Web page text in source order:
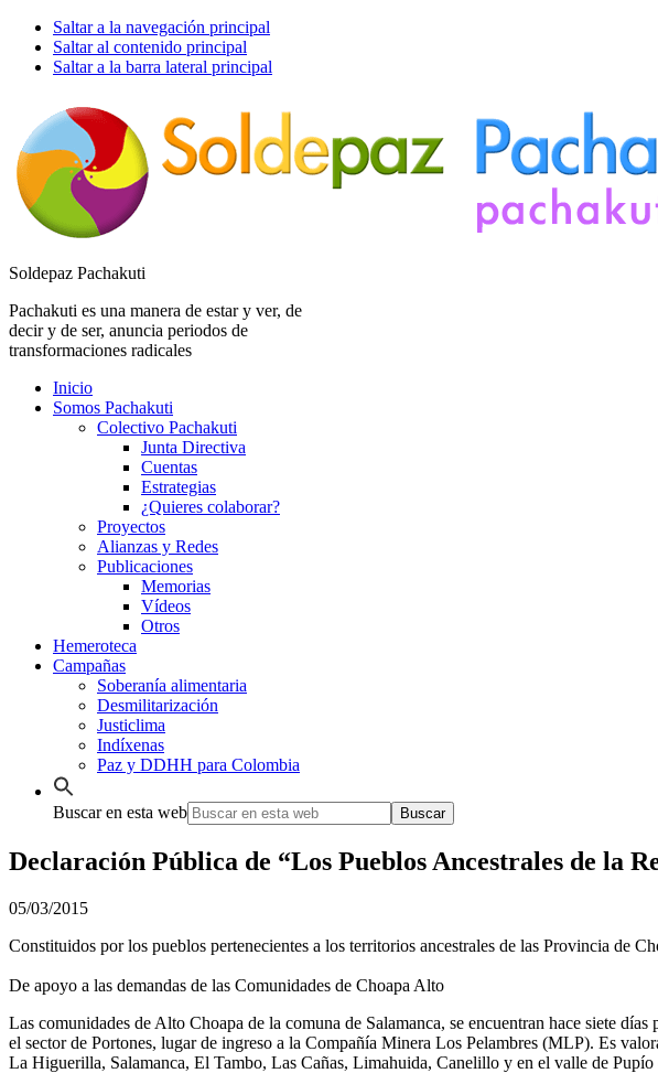
Saltar a la navegación principal
Saltar al contenido principal
Saltar a la barra lateral principal
Soldepaz Pachakuti
Pachakuti es una manera de estar y ver, de
decir y de ser, anuncia periodos de
transformaciones radicales
Inicio
Somos Pachakuti
Colectivo Pachakuti
Junta Directiva
Cuentas
Estrategias
¿Quieres colaborar?
Proyectos
Alianzas y Redes
Publicaciones
Memorias
Vídeos
Otros
Hemeroteca
Campañas
Soberanía alimentaria
Desmilitarización
Justiclima
Indíxenas
Paz y DDHH para Colombia
Buscar en esta web
Declaración Pública de “Los Pueblos Ancestrales de la
05/03/2015
Constituidos por los pueblos pertenecientes a los territorios ancestrales de las Provincia de
De apoyo a las demandas de las Comunidades de Choapa Alto
Las comunidades de Alto Choapa de la comuna de Salamanca, se encuentran hace siete
el sector de Portones, lugar de ingreso a la Compañía Minera Los Pelambres (MLP). Es
La Higuerilla, Salamanca, El Tambo, Las Cañas, Limahuida, Canelillo y en el valle de Pupío